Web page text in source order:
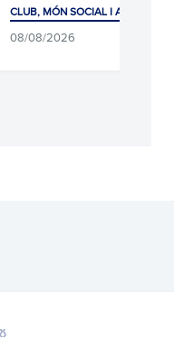
CLUB, MÓN SOCIAL I AFICIÓ
08/08/2026